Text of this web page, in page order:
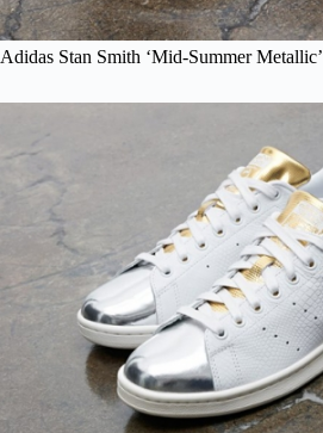
Adidas Stan Smith ‘Mid-Summer Metallic’